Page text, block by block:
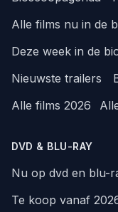
Alle films nu in de
Deze week in de
Nieuwste trailers
Alle films 2026
DVD & BLU-RAY
Nu op dvd en blu-
Te koop vanaf